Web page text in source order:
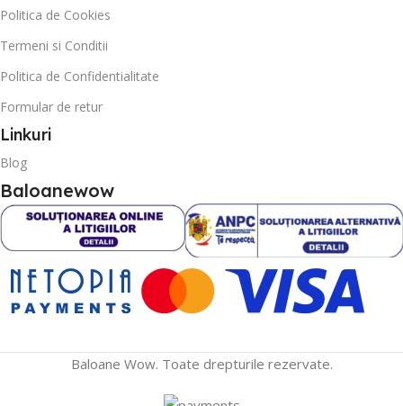
Politica de Cookies
Termeni si Conditii
Politica de Confidentialitate
Formular de retur
Linkuri
Blog
Baloanewow
Baloane Wow. Toate drepturile rezervate.